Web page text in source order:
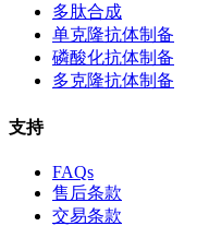
多肽合成
单克隆抗体制备
磷酸化抗体制备
多克隆抗体制备
支持
FAQs
售后条款
交易条款